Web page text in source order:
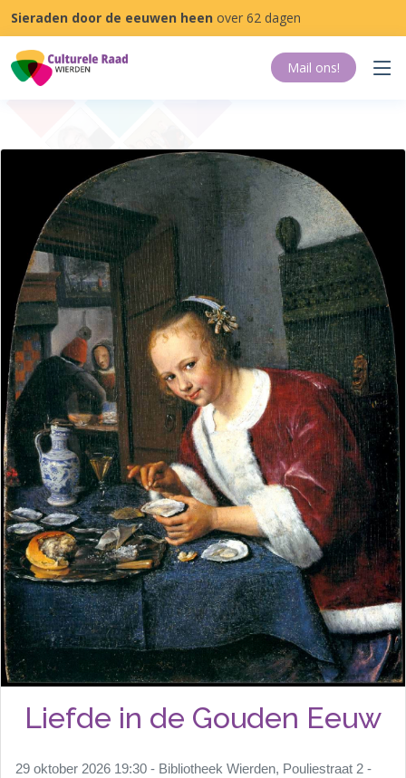
Sieraden door de eeuwen heen over 62 dagen
Mail ons!
Liefde in de Gouden Eeuw
29 oktober 2026 19:30 - Bibliotheek Wierden, Pouliestraat 2 -